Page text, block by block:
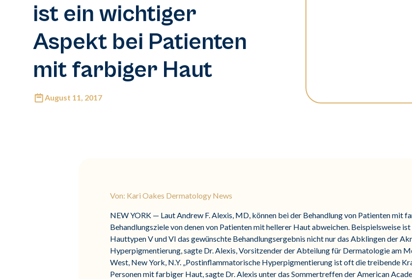
ist ein wichtiger
Aspekt bei Patienten
mit farbiger Haut
August 11, 2017
Von: Kari Oakes Dermatology News
NEW YORK — Laut Andrew F. Alexis, MD, können bei der Behandlung von Patienten mit
Behandlungsziele von denen von Patienten mit hellerer Haut abweichen. Beispielsweise
Hauttypen V und VI das gewünschte Behandlungsergebnis nicht nur das Abklingen der
Hyperpigmentierung, sagte Dr. Alexis, Vorsitzender der Abteilung für Dermatologie am
West, New York, N.Y. „Postinflammatorische Hyperpigmentierung ist oft die treibende
Personen mit farbiger Haut, sagte Dr. Alexis unter das Sommertreffen der American